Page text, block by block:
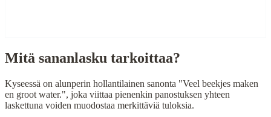
When to Use This Content
Finding Finnish proverbs about specific topics
Understanding Finnish cultural wisdom
Learning Finnish language through proverbs
Mitä sananlasku tarkoittaa?
Kyseessä on alunperin hollantilainen sanonta "Veel beekjes maken
en groot water.", joka viittaa pienenkin panostuksen yhteen
laskettuna voiden muodostaa merkittäviä tuloksia.